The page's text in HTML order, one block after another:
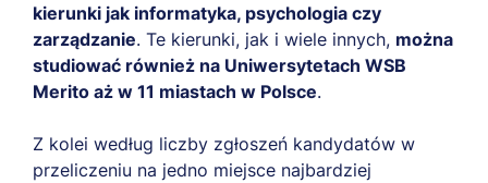
kierunki jak informatyka, psychologia czy
zarządzanie. Te kierunki, jak i wiele innych, można
studiować również na Uniwersytetach WSB
Merito aż w 11 miastach w Polsce.
Z kolei według liczby zgłoszeń kandydatów w
przeliczeniu na jedno miejsce najbardziej